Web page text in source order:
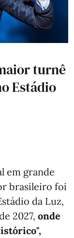
turnê
Estádio
em grande
brasileiro foi
da Luz,
2027, onde